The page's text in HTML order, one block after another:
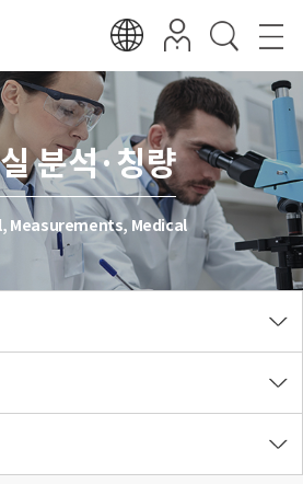
분석·칭량
Measurements, Medical